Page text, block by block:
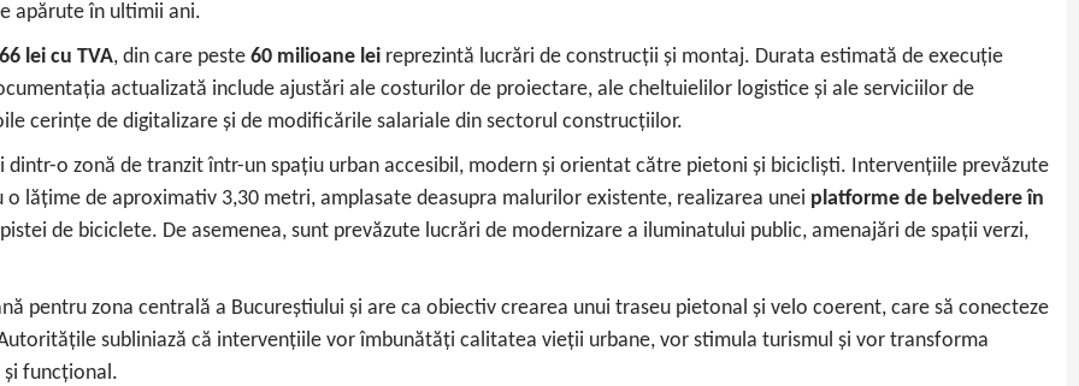
apărute în ultimii ani.
lei cu TVA, din care peste 60 milioane lei reprezintă lucrări de construcții și montaj. Durata estimată de execuție
actualizată include ajustări ale costurilor de proiectare, ale cheltuielilor logistice și ale serviciilor de
cerințe de digitalizare și de modificările salariale din sectorul construcțiilor.
o zonă de tranzit într-un spațiu urban accesibil, modern și orientat către pietoni și bicicliști. Intervențiile prevăzute
o lățime de aproximativ 3,30 metri, amplasate deasupra malurilor existente, realizarea unei platforme de belvedere în
de biciclete. De asemenea, sunt prevăzute lucrări de modernizare a iluminatului public, amenajări de spații verzi,
pentru zona centrală a Bucureștiului și are ca obiectiv crearea unui traseu pietonal și velo coerent, care să conecteze
subliniază că intervențiile vor îmbunătăți calitatea vieții urbane, vor stimula turismul și vor transforma
și funcțional.